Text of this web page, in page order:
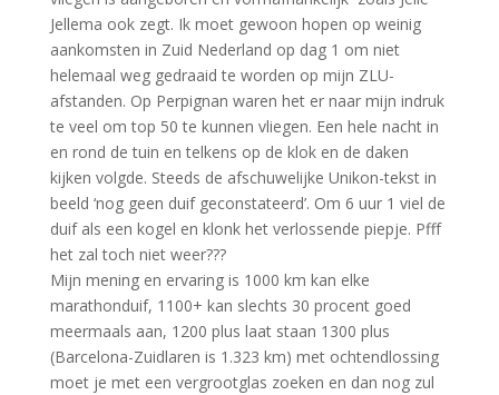
Jellema ook zegt. Ik moet gewoon hopen op weinig
aankomsten in Zuid Nederland op dag 1 om niet
helemaal weg gedraaid te worden op mijn ZLU-
afstanden. Op Perpignan waren het er naar mijn indruk
te veel om top 50 te kunnen vliegen. Een hele nacht in
en rond de tuin en telkens op de klok en de daken
kijken volgde. Steeds de afschuwelijke Unikon-tekst in
beeld ‘nog geen duif geconstateerd’. Om 6 uur 1 viel de
duif als een kogel en klonk het verlossende piepje. Pfff
het zal toch niet weer???
Mijn mening en ervaring is 1000 km kan elke
marathonduif, 1100+ kan slechts 30 procent goed
meermaals aan, 1200 plus laat staan 1300 plus
(Barcelona-Zuidlaren is 1.323 km) met ochtendlossing
moet je met een vergrootglas zoeken en dan nog zul